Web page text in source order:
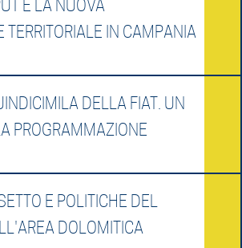
E LA NUOVA
TERRITORIALE IN CAMPANIA
DELLA FIAT. UN
PROGRAMMAZIONE
E POLITICHE DEL
DOLOMITICA